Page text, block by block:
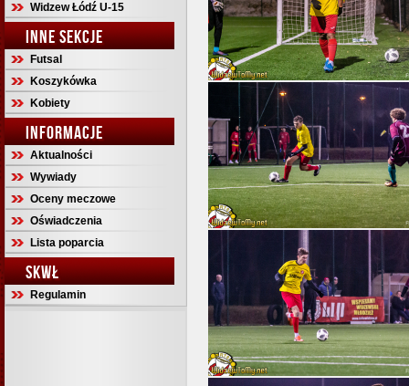
Widzew Łódź U-15
INNE SEKCJE
Futsal
Koszykówka
Kobiety
INFORMACJE
Aktualności
Wywiady
Oceny meczowe
Oświadczenia
Lista poparcia
SKWŁ
Regulamin